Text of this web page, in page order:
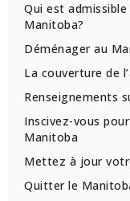
Qui est admissible
Manitoba?
Déménager au
La couverture de
Renseignements
Inscivez-vous
Manitoba
Mettez à jour
Quitter le